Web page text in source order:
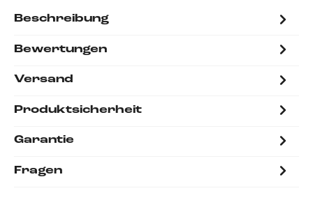
Beschreibung
Bewertungen
Versand
Produktsicherheit
Garantie
Fragen